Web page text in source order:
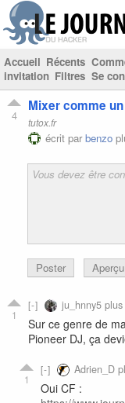
Accueil Récents
invitation Filtres Se
4
Mixer comme
tutox.fr
écrit parbenzo
Poster Aperçu
1
ju_hnny5plus
Sur ce genre de
Pioneer DJ, ça
1
Adrien_D
Oui CF :